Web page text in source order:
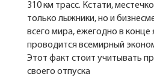
310 км трасс. Кстати,
только лыжники, но и
всего мира, ежегодно в конце
проводится всемирный
Этот факт стоит учитывать
своего отпуска